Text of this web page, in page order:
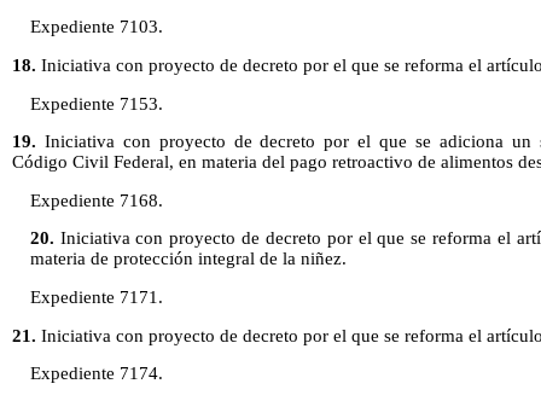
Expediente 7103.
18. Iniciativa con proyecto de decreto por el que se reforma el
Expediente 7153.
19. Iniciativa con proyecto de decreto por el que se adiciona
Código Civil Federal, en materia del pago retroactivo de alimentos
Expediente 7168.
20. Iniciativa con proyecto de decreto por el que se reforma el
materia de protección integral de la niñez.
Expediente 7171.
21. Iniciativa con proyecto de decreto por el que se reforma el
Expediente 7174.